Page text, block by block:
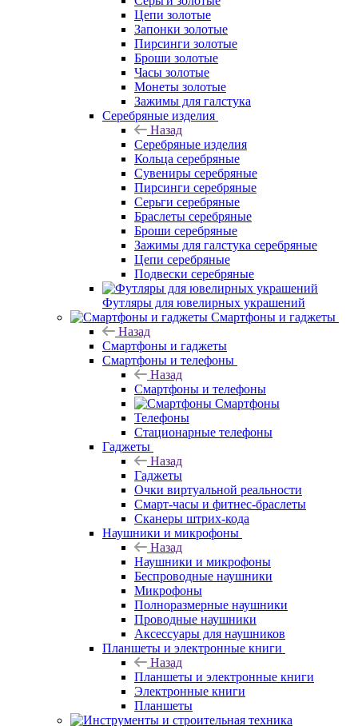
Цепи золотые
Запонки золотые
Пирсинги золотые
Броши золотые
Часы золотые
Монеты золотые
Зажимы для галстука
Серебряные изделия
Назад
Серебряные изделия
Кольца серебряные
Сувениры серебряные
Пирсинги серебряные
Серьги серебряные
Браслеты серебряные
Броши серебряные
Зажимы для галстука серебряные
Цепи серебряные
Подвески серебряные
Футляры для ювелирных украшений
Смартфоны и гаджеты
Назад
Смартфоны и гаджеты
Смартфоны и телефоны
Назад
Смартфоны и телефоны
Смартфоны
Телефоны
Стационарные телефоны
Гаджеты
Назад
Гаджеты
Очки виртуальной реальности
Смарт-часы и фитнес-браслеты
Сканеры штрих-кода
Наушники и микрофоны
Назад
Наушники и микрофоны
Беспроводные наушники
Микрофоны
Полноразмерные наушники
Проводные наушники
Аксессуары для наушников
Планшеты и электронные книги
Назад
Планшеты и электронные книги
Электронные книги
Планшеты